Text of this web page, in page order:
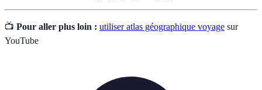
📺 Pour aller plus loin : utiliser atlas géographique voyage sur
YouTube